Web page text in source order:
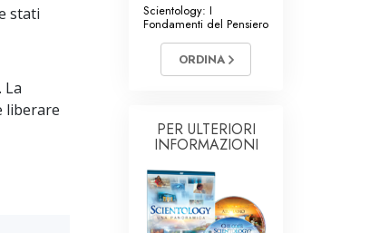
di Scientology
stati
La
liberare
Scientology: I
Fondamenti del Pensiero
ORDINA
PER ULTERIORI
INFORMAZIONI